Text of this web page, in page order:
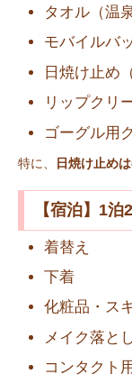
タオル（温
モバイルバ
日焼け止め
リップクリ
ゴーグル用
特に、 日焼け止め
【宿泊】1
着替え
下着
化粧品・ス
メイク落と
コンタクト